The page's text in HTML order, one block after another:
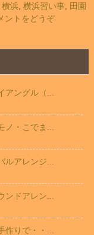
横浜, 横浜習い事,
田園
ントをどうぞ
ングル（...
・こでま...
アレンジ...
ドアレン...
りで・・...